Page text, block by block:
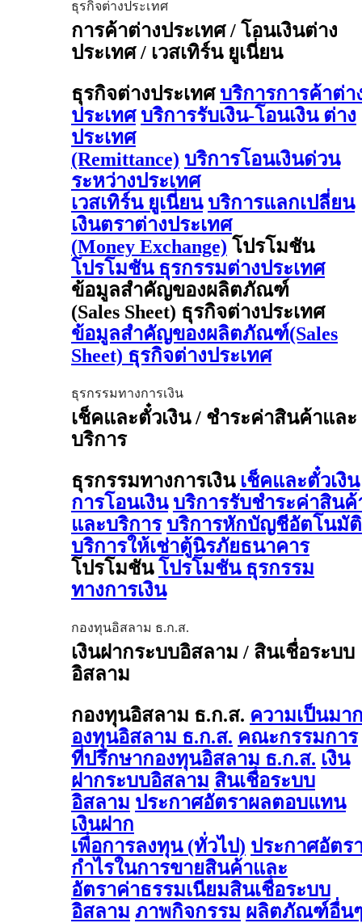
ธุรกิจต่างประเทศ
การค้าต่างประเทศ / โอนเงินต่าง
ประเทศ / เวสเทิร์น ยูเนี่ยน
ธุรกิจต่างประเทศ บริการการค้าต่า
ประเทศ บริการรับเงิน-โอนเงิน ต่าง
ประเทศ
(Remittance) บริการโอนเงินด่วน
ระหว่างประเทศ
เวสเทิร์น ยูเนี่ยน บริการแลกเปลี่ยน
เงินตราต่างประเทศ
(Money Exchange) โปรโมชัน
โปรโมชัน ธุรกรรมต่างประเทศ
ข้อมูลสำคัญของผลิตภัณฑ์
(Sales Sheet) ธุรกิจต่างประเทศ
ข้อมูลสำคัญของผลิตภัณฑ์(Sales
Sheet) ธุรกิจต่างประเทศ
ธุรกรรมทางการเงิน
เช็คและตั๋วเงิน / ชำระค่าสินค้าและ
บริการ
ธุรกรรมทางการเงิน เช็คและตั๋วเงิน
การโอนเงิน บริการรับชำระค่าสินค้
และบริการ บริการหักบัญชีอัตโนมัติ
บริการให้เช่าตู้นิรภัยธนาคาร
โปรโมชัน โปรโมชัน ธุรกรรม
ทางการเงิน
กองทุนอิสลาม ธ.ก.ส.
เงินฝากระบบอิสลาม / สินเชื่อระบบ
อิสลาม
กองทุนอิสลาม ธ.ก.ส. ความเป็นมา
องทุนอิสลาม ธ.ก.ส. คณะกรรมการ
ที่ปรึกษากองทุนอิสลาม ธ.ก.ส. เงิน
ฝากระบบอิสลาม สินเชื่อระบบ
อิสลาม ประกาศอัตราผลตอบแทน
เงินฝาก
เพื่อการลงทุน (ทั่วไป) ประกาศอัตร
กำไรในการขายสินค้าและ
อัตราค่าธรรมเนียมสินเชื่อระบบ
อิสลาม ภาพกิจกรรม ผลิตภัณฑ์อื่น